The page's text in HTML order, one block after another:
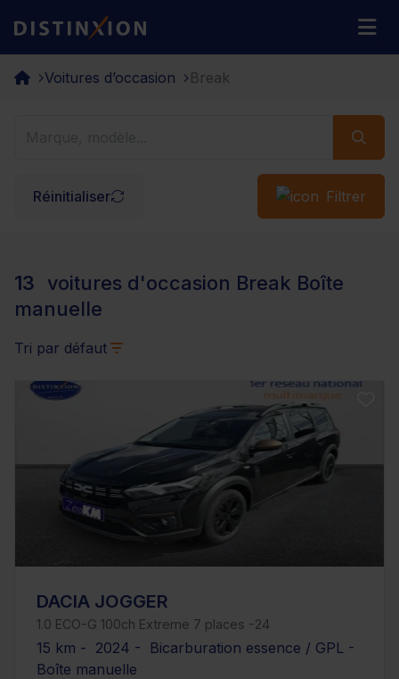
Distinxion
Voitures d’occasion Break
Réinitialiser Filtrer
13
voitures d'occasion Break Boîte
manuelle
Tri par défaut
DACIA JOGGER
1.0 ECO-G 100ch Extreme 7 places -24
15 km - 2024 - Bicarburation essence / GPL -
Boîte manuelle